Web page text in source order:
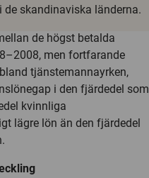
skandinaviska länderna.
de högst betalda
men fortfarande
tjänstemannayrken,
i den fjärdedel som
kvinnliga
lägre lön än den fjärdedel